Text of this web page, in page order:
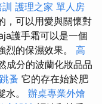
護理之家 單人房
，可以用愛與關懷對
護手霜可以是一個
烈的保濕效果。 高
成分的波蘭化妝品品
跳蚤 它的存在始於肥
水。 辦桌專業外燴